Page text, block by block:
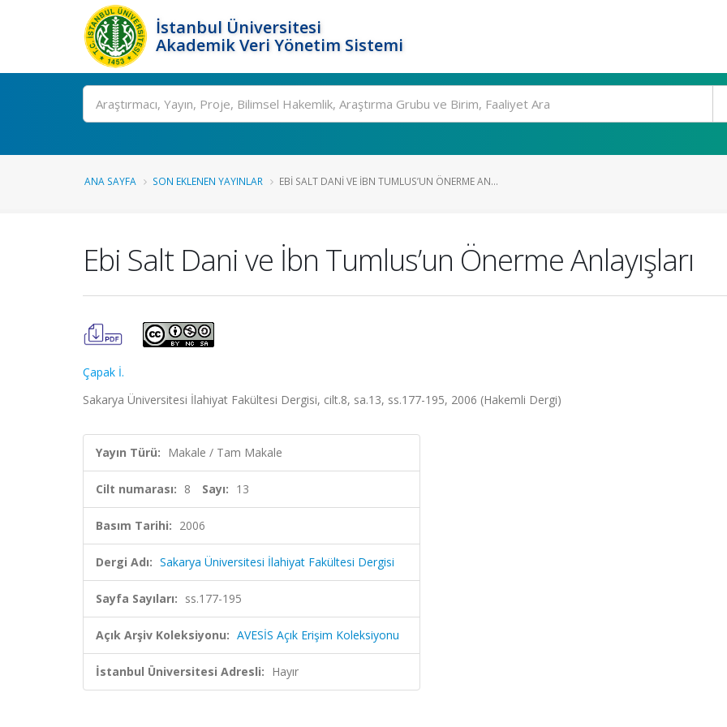
İstanbul Üniversitesi
Akademik Veri Yönetim Sistemi
Ara
ANA SAYFA SON EKLENEN YAYINLAR EBI SALT DANI VE İBN TUMLUS’UN ÖNERME AN...
Ebi Salt Dani ve İbn Tumlus’un Önerme Anlayışları
Çapak İ.
Sakarya Üniversitesi İlahiyat Fakültesi Dergisi, cilt.8, sa.13, ss.177-195, 2006 (Hakemli Dergi)
Yayın Türü: Makale / Tam Makale
Cilt numarası: 8 Sayı: 13
Basım Tarihi: 2006
Dergi Adı: Sakarya Üniversitesi İlahiyat Fakültesi Dergisi
Sayfa Sayıları: ss.177-195
Açık Arşiv Koleksiyonu: AVESİS Açık Erişim Koleksiyonu
İstanbul Üniversitesi Adresli: Hayır